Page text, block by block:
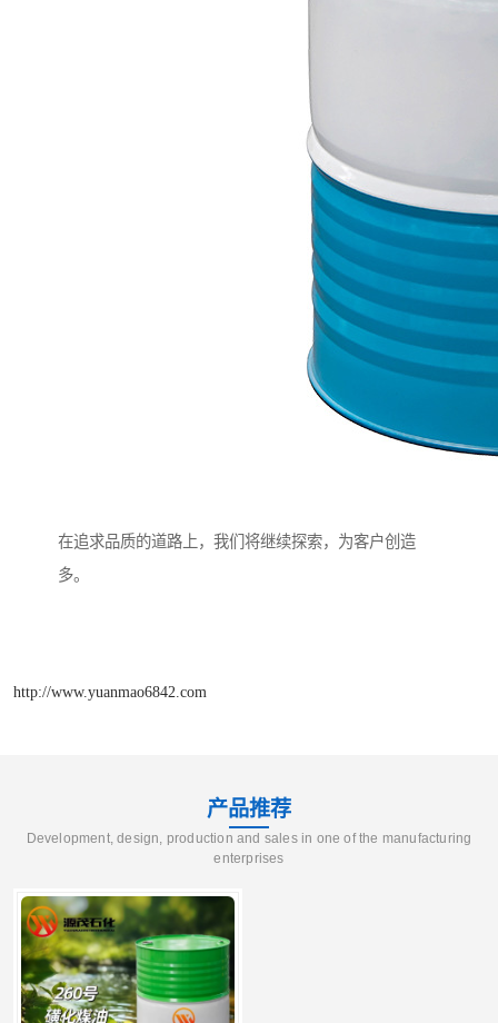
在追求品质的道路上，我们将继续探索，为客户创造
多。
http://www.yuanmao6842.com
产品推荐
Development, design, production and sales in one of the manufacturing
enterprises